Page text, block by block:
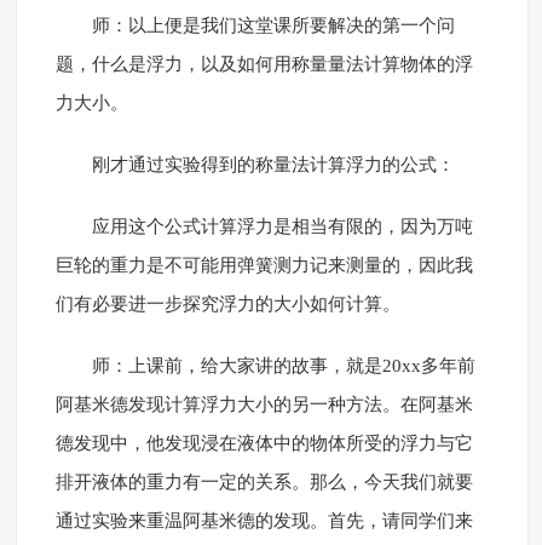
师：以上便是我们这堂课所要解决的第一个问
题，什么是浮力，以及如何用称量量法计算物体的浮
力大小。
刚才通过实验得到的称量法计算浮力的公式：
应用这个公式计算浮力是相当有限的，因为万吨
巨轮的重力是不可能用弹簧测力记来测量的，因此我
们有必要进一步探究浮力的大小如何计算。
师：上课前，给大家讲的故事，就是20xx多年前
阿基米德发现计算浮力大小的另一种方法。在阿基米
德发现中，他发现浸在液体中的物体所受的浮力与它
排开液体的重力有一定的关系。那么，今天我们就要
通过实验来重温阿基米德的发现。首先，请同学们来